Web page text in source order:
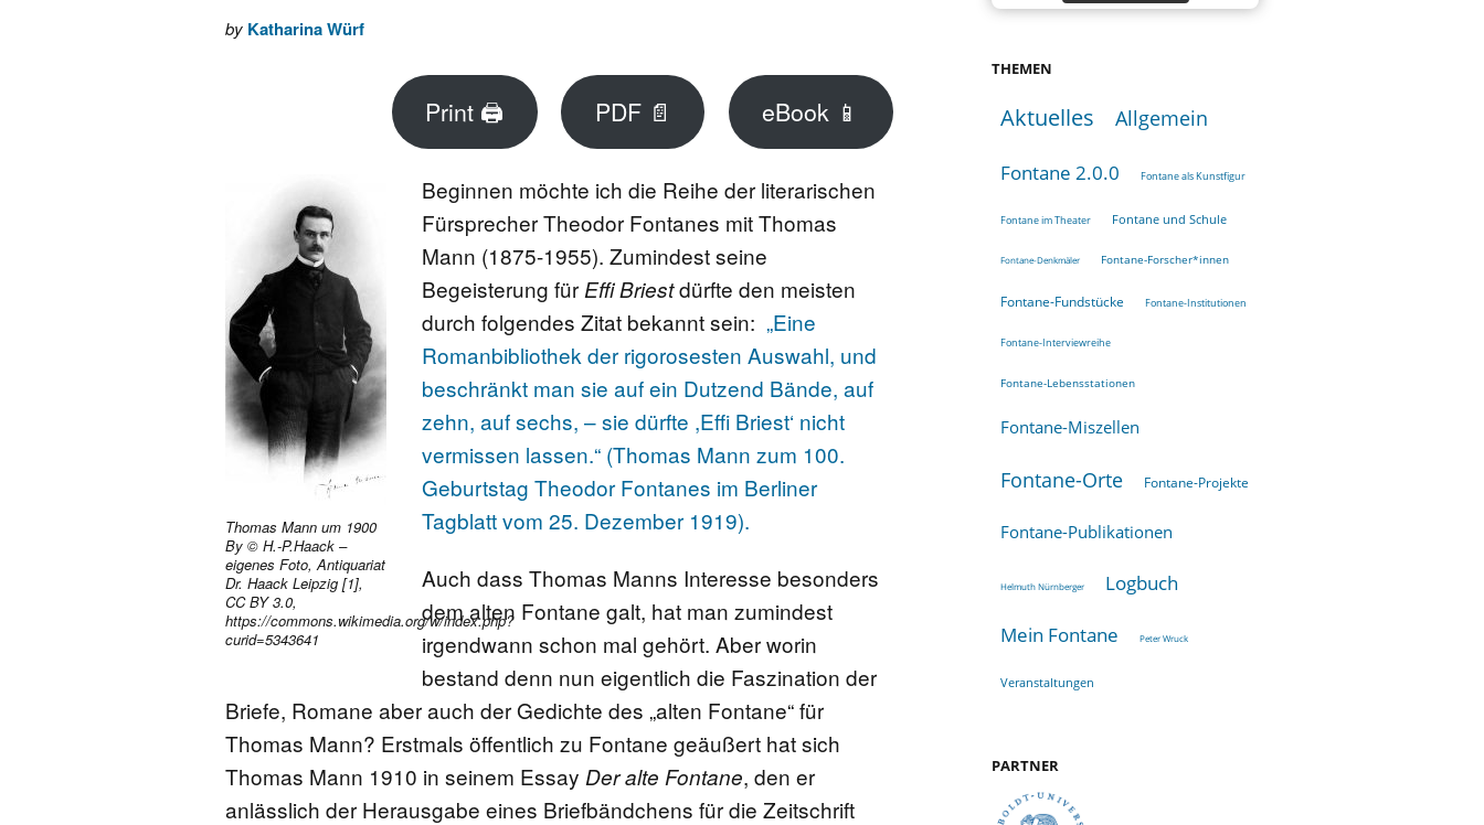
FONTANE-
FORSCHER*INNEN
FONTANE-INSTITUTIONEN
FONTANE-
LEBENSSTATIONEN
FONTANE-ORTE
FONTANE-PROJEKTE
by Katharina Würf
Print 🖨 PDF 📄 eBook 📱
Thomas Mann um 1900
By © H.-P.Haack –
eigenes Foto, Antiquariat
Dr. Haack Leipzig [1],
CC BY 3.0,
https://commons.wikimedia.org/w/index.php?
curid=5343641
Beginnen möchte ich die Reihe der literarischen
Fürsprecher Theodor Fontanes mit Thomas
Mann (1875-1955). Zumindest seine
Begeisterung für Effi Briestdürfte den meisten
durch folgendes Zitat bekannt sein: „Eine
Romanbibliothek der rigorosesten Auswahl, und
beschränkt man sie auf ein Dutzend Bände, auf
zehn, auf sechs, – sie dürfte ,Effi Briest‘ nicht
vermissen lassen.“ (Thomas Mann zum 100.
Geburtstag Theodor Fontanes im Berliner
Tagblatt vom 25. Dezember 1919).
Auch dass Thomas Manns Interesse besonders
dem alten Fontane galt, hat man zumindest
irgendwann schon mal gehört. Aber worin
bestand denn nun eigentlich die Faszination der
Briefe, Romane aber auch der Gedichte des „alten Fontane“ für
Thomas Mann? Erstmals öffentlich zu Fontane geäußert hat sich
Thomas Mann 1910 in seinem Essay Der alte Fontane, den er
anlässlich der Herausgabe eines Briefbändchens für die Zeitschrift
THEMEN
Aktuelles Allgemein
Fontane 2.0.0 Fontane als Kunstfigur
Fontane im Theater Fontane und Schule
Fontane-Denkmäler Fontane-Forscher*innen
Fontane-Fundstücke Fontane-Institutionen
Fontane-Interviewreihe
Fontane-Lebensstationen
Fontane-Miszellen
Fontane-Orte Fontane-Projekte
Fontane-Publikationen
Helmuth Nürnberger Logbuch
Mein Fontane Peter Wruck
Veranstaltungen
PARTNER